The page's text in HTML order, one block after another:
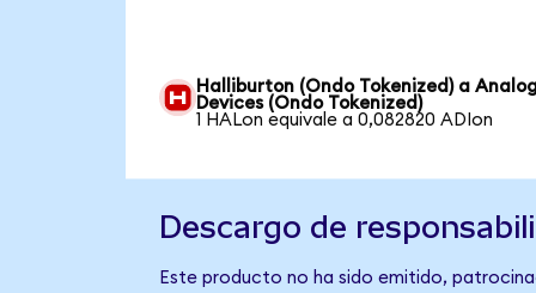
Halliburton (Ondo Tokenized) a
Devices (Ondo Tokenized)
1 HALon equivale a 0,082820 ADIon
Descargo de
Este producto no ha sido emitido,